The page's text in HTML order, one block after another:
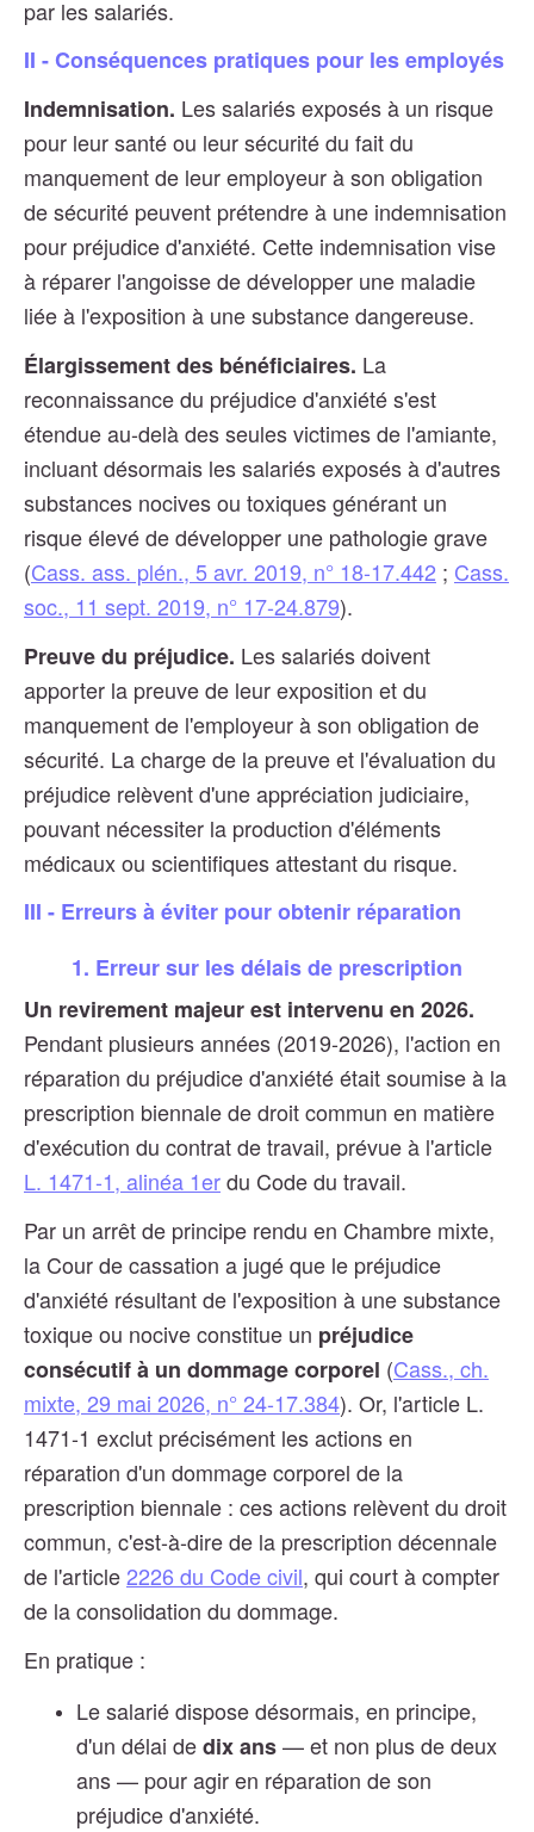
par les salariés.
II - Conséquences pratiques pour les employés
Indemnisation. Les salariés exposés à un risque
pour leur santé ou leur sécurité du fait du
manquement de leur employeur à son obligation
de sécurité peuvent prétendre à une indemnisation
pour préjudice d'anxiété. Cette indemnisation vise
à réparer l'angoisse de développer une maladie
liée à l'exposition à une substance dangereuse.
Élargissement des bénéficiaires. La
reconnaissance du préjudice d'anxiété s'est
étendue au-delà des seules victimes de l'amiante,
incluant désormais les salariés exposés à d'autres
substances nocives ou toxiques générant un
risque élevé de développer une pathologie grave
(Cass. ass. plén., 5 avr. 2019, n° 18-17.442 ; Cass.
soc., 11 sept. 2019, n° 17-24.879).
Preuve du préjudice. Les salariés doivent
apporter la preuve de leur exposition et du
manquement de l'employeur à son obligation de
sécurité. La charge de la preuve et l'évaluation du
préjudice relèvent d'une appréciation judiciaire,
pouvant nécessiter la production d'éléments
médicaux ou scientifiques attestant du risque.
III - Erreurs à éviter pour obtenir réparation
1. Erreur sur les délais de prescription
Un revirement majeur est intervenu en 2026.
Pendant plusieurs années (2019-2026), l'action en
réparation du préjudice d'anxiété était soumise à la
prescription biennale de droit commun en matière
d'exécution du contrat de travail, prévue à l'article
L. 1471-1, alinéa 1erdu Code du travail.
Par un arrêt de principe rendu en Chambre mixte,
la Cour de cassation a jugé que le préjudice
d'anxiété résultant de l'exposition à une substance
toxique ou nocive constitue un préjudice
consécutif à un dommage corporel (Cass., ch.
mixte, 29 mai 2026, n° 24-17.384). Or, l'article L.
1471-1 exclut précisément les actions en
réparation d'un dommage corporel de la
prescription biennale : ces actions relèvent du droit
commun, c'est-à-dire de la prescription décennale
de l'article2226 du Code civil, qui court à compter
de la consolidation du dommage.
En pratique :
Le salarié dispose désormais, en principe,
d'un délai dedix ans— et non plus de deux
ans — pour agir en réparation de son
préjudice d'anxiété.